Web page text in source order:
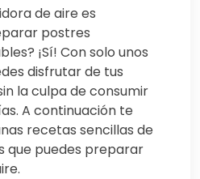
de aire es
postres
¡Sí! Con solo unos
disfrutar de tus
la culpa de consumir
A continuación te
recetas sencillas de
que puedes preparar